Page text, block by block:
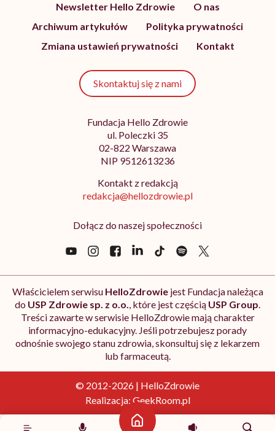
Strona główna
Newsletter Hello Zdrowie
O nas
Archiwum artykułów
Polityka prywatności
Zmiana ustawień prywatności
Kontakt
Skontaktuj się z nami
Fundacja Hello Zdrowie
ul. Poleczki 35
02-822 Warszawa
NIP 9512613236
Kontakt z redakcją
redakcja@hellozdrowie.pl
Dołącz do naszej społeczności
Właścicielem serwisu HelloZdrowiejest Fundacja należąca
do USP Zdrowie sp. z o.o., które jest częścią USP Group.
Treści zawarte w serwisie HelloZdrowie mają charakter
informacyjno-edukacyjny. Jeśli potrzebujesz porady
odnośnie swojego stanu zdrowia, skonsultuj się z lekarzem
lub farmaceutą.
© 2012-2026 | HelloZdrowie
Realizacja: GeekRoom.pl